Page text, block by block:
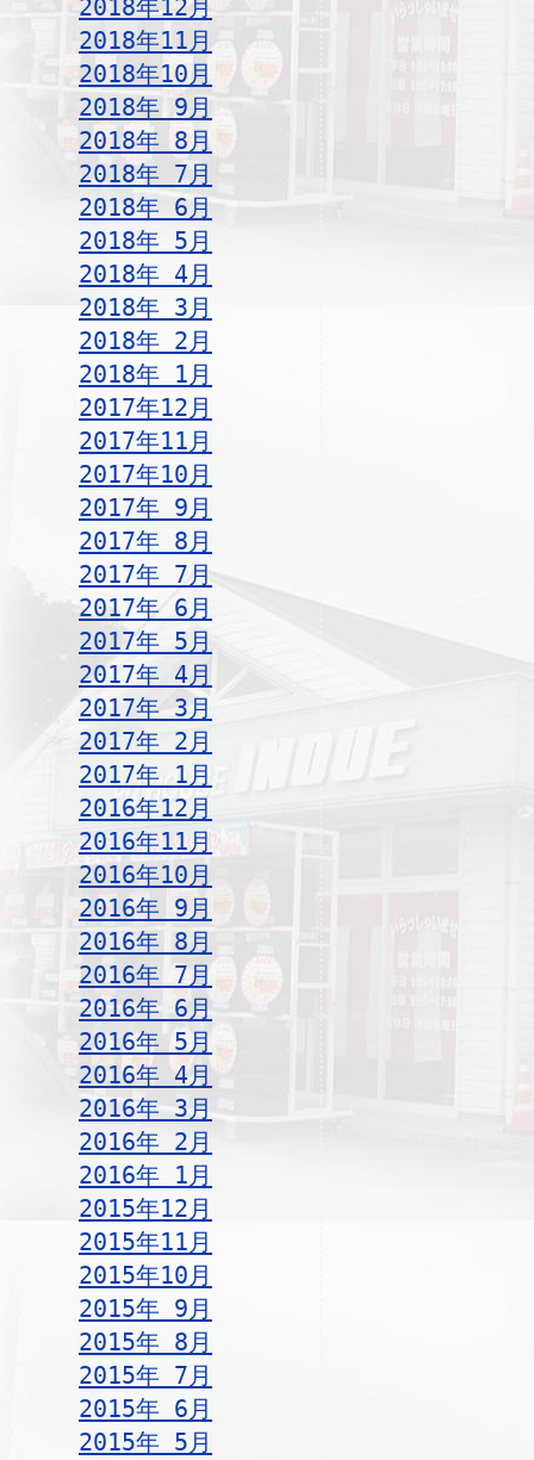
2018年12月
2018年11月
2018年10月
2018年 9月
2018年 8月
2018年 7月
2018年 6月
2018年 5月
2018年 4月
2018年 3月
2018年 2月
2018年 1月
2017年12月
2017年11月
2017年10月
2017年 9月
2017年 8月
2017年 7月
2017年 6月
2017年 5月
2017年 4月
2017年 3月
2017年 2月
2017年 1月
2016年12月
2016年11月
2016年10月
2016年 9月
2016年 8月
2016年 7月
2016年 6月
2016年 5月
2016年 4月
2016年 3月
2016年 2月
2016年 1月
2015年12月
2015年11月
2015年10月
2015年 9月
2015年 8月
2015年 7月
2015年 6月
2015年 5月